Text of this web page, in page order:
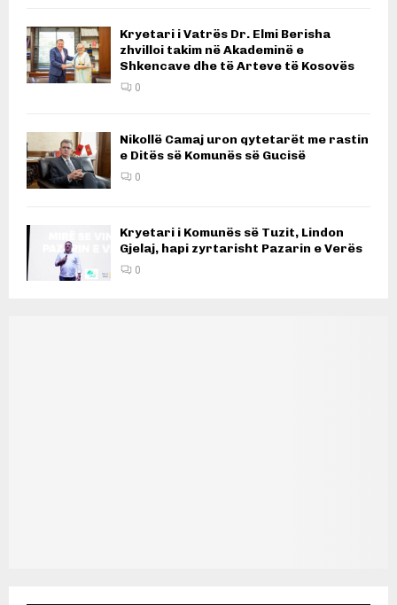
Kryetari i Vatrës Dr. Elmi Berisha
zhvilloi takim në Akademinë e
Shkencave dhe të Arteve të Kosovës
0
Nikollë Camaj uron qytetarët me rastin
e Ditës së Komunës së Gucisë
0
Kryetari i Komunës së Tuzit, Lindon
Gjelaj, hapi zyrtarisht Pazarin e Verës
0